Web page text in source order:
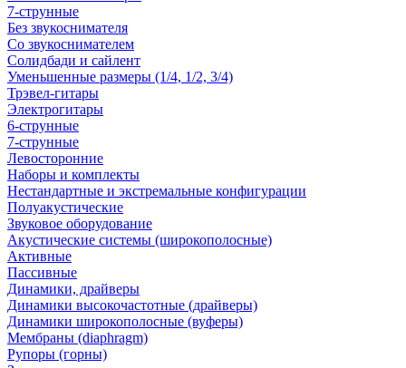
7-струнные
Без звукоснимателя
Со звукоснимателем
Солидбади и сайлент
Уменьшенные размеры (1/4, 1/2, 3/4)
Трэвел-гитары
Электрогитары
6-струнные
7-струнные
Левосторонние
Наборы и комплекты
Нестандартные и экстремальные конфигурации
Полуакустические
Звуковое оборудование
Акустические системы (широкополосные)
Активные
Пассивные
Динамики, драйверы
Динамики высокочастотные (драйверы)
Динамики широкополосные (вуферы)
Мембраны (diaphragm)
Рупоры (горны)